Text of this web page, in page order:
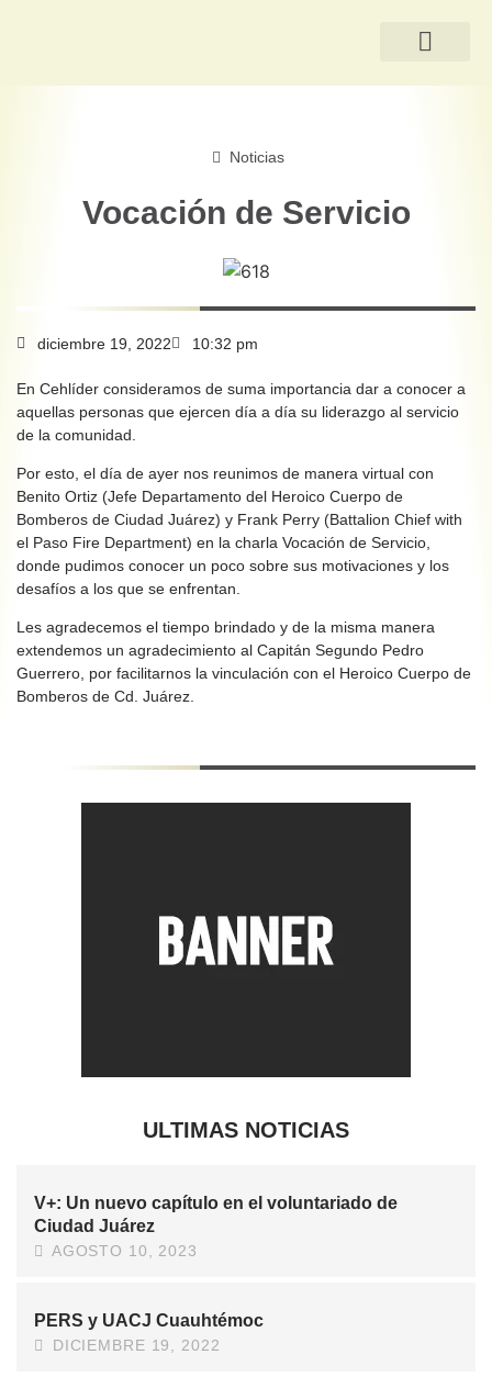
Noticias
Vocación de Servicio
diciembre 19, 2022 10:32 pm
En Cehlíder consideramos de suma importancia dar a conocer a
aquellas personas que ejercen día a día su liderazgo al servicio
de la comunidad.
Por esto, el día de ayer nos reunimos de manera virtual con
Benito Ortiz (Jefe Departamento del Heroico Cuerpo de
Bomberos de Ciudad Juárez) y Frank Perry (Battalion Chief with
el Paso Fire Department) en la charla Vocación de Servicio,
donde pudimos conocer un poco sobre sus motivaciones y los
desafíos a los que se enfrentan.
Les agradecemos el tiempo brindado y de la misma manera
extendemos un agradecimiento al Capitán Segundo Pedro
Guerrero, por facilitarnos la vinculación con el Heroico Cuerpo de
Bomberos de Cd. Juárez.
ULTIMAS NOTICIAS
V+: Un nuevo capítulo en el voluntariado de
Ciudad Juárez
AGOSTO 10, 2023
PERS y UACJ Cuauhtémoc
DICIEMBRE 19, 2022